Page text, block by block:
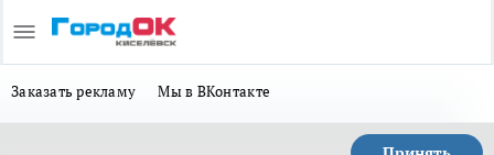
Заказать рекламу Мы в ВКонтакте